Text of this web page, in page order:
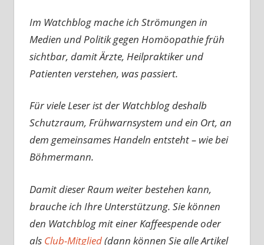
Im Watchblog mache ich Strömungen in
Medien und Politik gegen Homöopathie früh
sichtbar, damit Ärzte, Heilpraktiker und
Patienten verstehen, was passiert.
Für viele Leser ist der Watchblog deshalb
Schutzraum, Frühwarnsystem und ein Ort, an
dem gemeinsames Handeln entsteht – wie bei
Böhmermann.
Damit dieser Raum weiter bestehen kann,
brauche ich Ihre Unterstützung. Sie können
den Watchblog mit einer Kaffeespende oder
als Club-Mitglied(dann können Sie alle Artikel